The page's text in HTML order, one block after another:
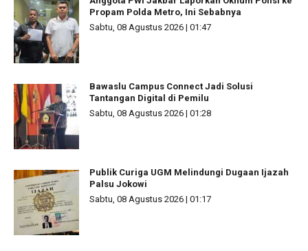
Propam Polda Metro, Ini Sebabnya
Sabtu, 08 Agustus 2026 | 01:47
Bawaslu Campus Connect Jadi Solusi
Tantangan Digital di Pemilu
Sabtu, 08 Agustus 2026 | 01:28
Publik Curiga UGM Melindungi Dugaan Ijazah
Palsu Jokowi
Sabtu, 08 Agustus 2026 | 01:17